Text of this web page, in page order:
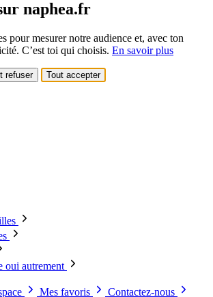
naphea.fr
pour mesurer notre audience et, avec ton
C’est toi qui choisis. En savoir plus
refuser Tout accepter
oui autrement
Mes favoris
Contactez-nous